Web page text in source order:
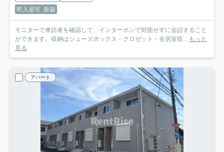
即入居可 新築
モニターで来訪者を確認して、インターホンで対面せずに会話すること
ができます。収納はシューズボックス・クロゼット・全居室収... もっと
見る
アパート